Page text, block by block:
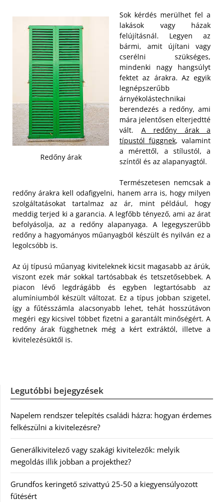
Redőny árak
Sok kérdés merülhet fel a
lakások vagy házak
felújításnál. Legyen az
bármi, amit újítani vagy
cserélni szükséges,
mindenki nagy hangsúlyt
fektet az árakra. Az egyik
legnépszerűbb
árnyékolástechnikai
berendezés a redőny, ami
mára jelentősen elterjedtté
vált. A redőny árak a
típustól függnek, valamint
a mérettől, a stílustól, a
színtől és az alapanyagtól.
Természetesen nemcsak a
redőny árakra kell odafigyelni, hanem arra is, hogy milyen
szolgáltatásokat tartalmaz az ár, mint például, hogy
meddig terjed ki a garancia. A legfőbb tényező, ami az árat
befolyásolja, az a redőny alapanyaga. A legegyszerűbb
redőny a hagyományos műanyagból készült és nyilván ez a
legolcsóbb is.
Az új típusú műanyag kiviteleknek kicsit magasabb az árúk,
viszont ezek már sokkal tartósabbak és tetszetősebbek. A
piacon lévő legdrágább és egyben legtartósabb az
alumíniumból készült változat. Ez a típus jobban szigetel,
így a fűtésszámla alacsonyabb lehet, tehát hosszútávon
megéri egy kicsivel többet fizetni a garantált minőségért. A
redőny árak függhetnek még a kért extráktól, illetve a
kivitelezésüktől is.
Legutóbbi bejegyzések
Napelem rendszer telepítés családi házra: hogyan érdemes
felkészülni a kivitelezésre?
Generálkivitelező vagy szakági kivitelezők: melyik
megoldás illik jobban a projekthez?
Grundfos keringető szivattyú 25-50 a kiegyensúlyozott
fűtésért